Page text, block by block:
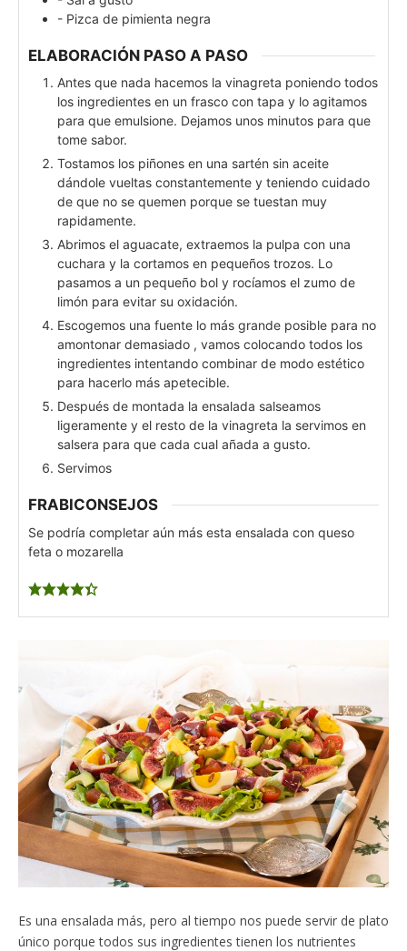
- Pizca de pimienta negra
ELABORACIÓN PASO A PASO
Antes que nada hacemos la vinagreta poniendo todos
los ingredientes en un frasco con tapa y lo agitamos
para que emulsione. Dejamos unos minutos para que
tome sabor.
Tostamos los piñones en una sartén sin aceite
dándole vueltas constantemente y teniendo cuidado
de que no se quemen porque se tuestan muy
rapidamente.
Abrimos el aguacate, extraemos la pulpa con una
cuchara y la cortamos en pequeños trozos. Lo
pasamos a un pequeño bol y rocíamos el zumo de
limón para evitar su oxidación.
Escogemos una fuente lo más grande posible para no
amontonar demasiado , vamos colocando todos los
ingredientes intentando combinar de modo estético
para hacerlo más apetecible.
Después de montada la ensalada salseamos
ligeramente y el resto de la vinagreta la servimos en
salsera para que cada cual añada a gusto.
Servimos
FRABICONSEJOS
Se podría completar aún más esta ensalada con queso
feta o mozarella
Es una ensalada más, pero al tiempo nos puede servir de plato
único porque todos sus ingredientes tienen los nutrientes